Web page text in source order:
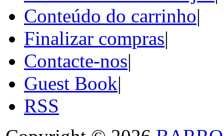
Conteúdo do carrinho|
Finalizar compras|
Contacte-nos|
Guest Book|
RSS